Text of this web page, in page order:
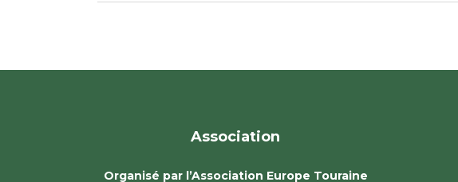
Association
Organisé par l’Association Europe Touraine